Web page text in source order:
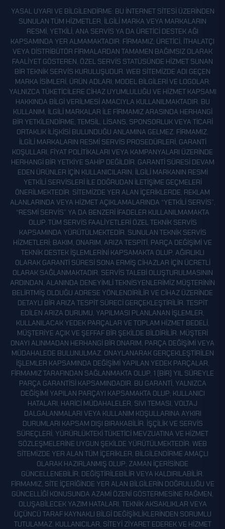
ŞANLIURFA
SIIRT
SINOP
SIVAS
ŞIRNAK
TEKIRDAĞ
TOKAT
TRABZON
TUNCELI
UŞAK
VAN
YALOVA
YOZGAT
ZONGULDAK
YASAL UYARI VE BILGILENDIRME: BU INTERNET SITESI ÜZERINDEN
SUNULAN TÜM HIZMETLER, ILGILI MARKA VEYA MARKALARIN
RESMI, YETKILI, ANA SERVIS YA DA ÜRETICI DESTEK AĞI
KAPSAMINDA YER ALMAMAKTADIR. FIRMAMIZ; ÜRETICI, ITHALATÇI
VEYA DISTRIBÜTÖR FIRMALARDAN TAMAMEN BAĞIMSIZ OLARAK
FAALIYET GÖSTEREN, ÖZEL SERVIS STATÜSÜNDE HIZMET SUNAN
BIR TEKNIK SERVIS KURULUŞUDUR. WEB SITEMIZDE ADI GEÇEN
MARKA ISIMLERI, ÜRÜN ADLARI, MODEL BILGILERI VE LOGOLAR;
YALNIZCA TÜKETICILERE CIHAZ UYUMLULUĞU VE HIZMET KAPSAMI
HAKKINDA BILGI VERILMESI AMACIYLA KULLANILMAKTADIR. BU
KULLANIM, ILGILI MARKALAR ILE FIRMAMIZ ARASINDA HERHANGI
BIR YETKILENDIRME, TEMSIL, LISANS, SPONSORLUK VEYA TICARI
ORTAKLIK ILIŞKISI BULUNDUĞU ANLAMINA GELMEZ. FIRMAMIZ,
ILGILI MARKALARIN RESMI SERVIS PROSEDÜRLERI, GARANTI
KOŞULLARI, FIYAT POLITIKALARI VEYA KAMPANYALARI ÜZERINDE
HERHANGI BIR YETKIYE SAHIP DEĞILDIR. GARANTI SÜRESI DEVAM
EDEN ÜRÜNLER IÇIN KULLANICILARIN, ILGILI MARKANIN RESMI
YETKILI SERVISLERI ILE DOĞRUDAN ILETIŞIME GEÇMELERI
ÖNERILMEKTEDIR. SITEMIZDE YER ALAN IÇERIKLERDE, REKLAM
ALANLARINDA VEYA HIZMET AÇIKLAMALARINDA “YETKILI SERVIS”,
“RESMI SERVIS” YA DA BENZERI IFADELER KULLANILMAMAKTA
OLUP, TÜM SERVIS FAALIYETLERI ÖZEL TEKNIK SERVIS
KAPSAMINDA YÜRÜTÜLMEKTEDIR. SUNULAN TEKNIK SERVIS
HIZMETLERI; BAKIM, ONARIM, ARIZA TESPITI, PARÇA DEĞIŞIMI VE
TEKNIK DESTEK IŞLEMLERINI KAPSAMAKTA OLUP, AĞIRLIKLI
OLARAK GARANTI SÜRESI SONA ERMIŞ CIHAZLAR IÇIN ÜCRETLI
OLARAK SAĞLANMAKTADIR. SERVIS TALEBI OLUŞTURULMASININ
ARDINDAN, ALANINDA DENEYIMLI TEKNISYENLERIMIZ MÜŞTERININ
BELIRTMIŞ OLDUĞU ADRESE YÖNLENDIRILIR VE CIHAZ ÜZERINDE
DETAYLI BIR ARIZA TESPIT SÜRECI GERÇEKLEŞTIRILIR. TESPIT
EDILEN ARIZA DURUMU, YAPILMASI PLANLANAN IŞLEMLER,
KULLANILACAK YEDEK PARÇALAR VE TOPLAM HIZMET BEDELI,
MÜŞTERIYE AÇIK VE ŞEFFAF BIR ŞEKILDE BILDIRILIR. MÜŞTERI
ONAYI ALINMADAN HERHANGI BIR ONARIM, PARÇA DEĞIŞIMI VEYA
MÜDAHALEDE BULUNULMAZ. ONAYLANARAK GERÇEKLEŞTIRILEN
IŞLEMLER KAPSAMINDA DEĞIŞIMI YAPILAN YEDEK PARÇALAR,
FIRMAMIZ TARAFINDAN SAĞLANMAKTA OLUP, 1 (BIR) YIL SÜREYLE
PARÇA GARANTISI KAPSAMINDADIR. BU GARANTI, YALNIZCA
DEĞIŞIMI YAPILAN PARÇAYI KAPSAMAKTA OLUP; KULLANICI
HATALARI, HARICI MÜDAHALELER, SIVI TEMASI, VOLTAJ
DALGALANMALARI VEYA KULLANIM KOŞULLARINA AYKIRI
DURUMLARI KAPSAM DIŞI BIRAKABILIR. İŞÇILIK VE SERVIS
SÜREÇLERI, YÜRÜRLÜKTEKI TÜKETICI MEVZUATINA VE HIZMET
SÖZLEŞMELERINE UYGUN ŞEKILDE YÜRÜTÜLMEKTEDIR. WEB
SITEMIZDE YER ALAN TÜM IÇERIKLER, BILGILENDIRME AMAÇLI
OLARAK HAZIRLANMIŞ OLUP; ZAMAN IÇERISINDE
GÜNCELLENEBILIR, DEĞIŞTIRILEBILIR VEYA KALDIRILABILIR.
FIRMAMIZ, SITE IÇERIĞINDE YER ALAN BILGILERIN DOĞRULUĞU VE
GÜNCELLIĞI KONUSUNDA AZAMI ÖZENI GÖSTERMESINE RAĞMEN,
OLUŞABILECEK YAZIM HATALARI, TEKNIK AKSAKLIKLAR VEYA
ÜÇÜNCÜ TARAF KAYNAKLI BILGI DEĞIŞIKLIKLERINDEN SORUMLU
TUTULAMAZ. KULLANICILAR, SITEYI ZIYARET EDEREK VE HIZMET